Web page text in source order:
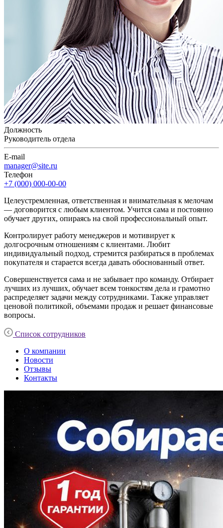
Должность
Руководитель отдела
E-mail
manager@site.ru
Телефон
+7 (000) 000-00-00
Целеустремленная, ответственная и внимательная к мелочам
— договорится с любым клиентом. Учится сама и постоянно
обучает других, опираясь на свой профессиональный опыт.
Контролирует работу менеджеров и мотивирует к
долгосрочным отношениям с клиентами. Любит
индивидуальный подход, стремится разбираться в проблемах
покупателя и старается всегда давать обоснованный ответ.
Совершенствуется сама и не забывает про команду. Отбирает
лучших из лучших, обучает всем тонкостям дела и грамотно
распределяет задачи между сотрудниками. Также управляет
ценовой политикой, объемами продаж и решает финансовые
вопросы.
Список сотрудников
О компании
Новости
Отзывы
Контакты